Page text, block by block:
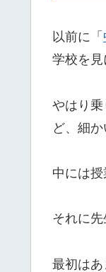
以前に「
学校を見
やはり
ど、細
中には
それに先
最初はあ